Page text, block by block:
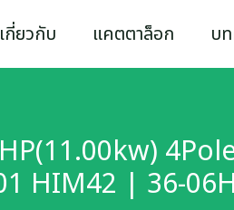
เกี่ยวกับ แคตตาล็อก บ
HIM42 | 36-